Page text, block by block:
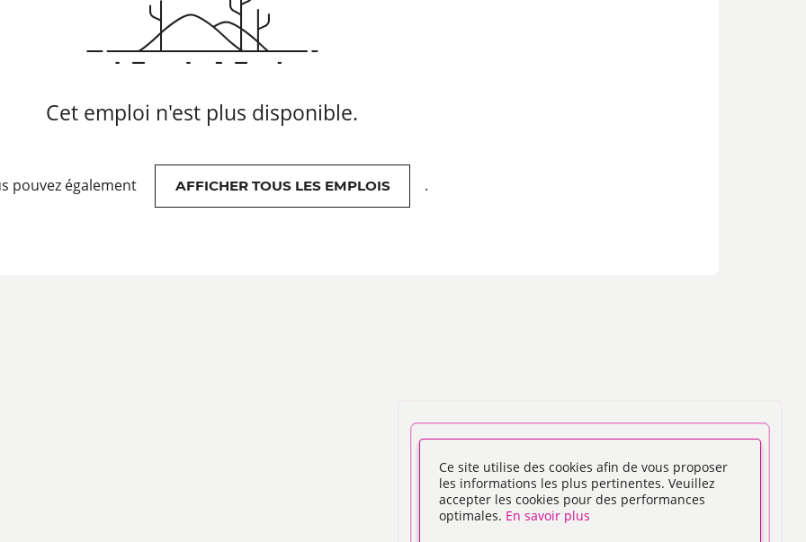
Cet emploi n'est plus disponible.
pouvez également AFFICHER TOUS LES EMPLOIS .
Ce site utilise des cookies afin de vous proposer
les informations les plus pertinentes. Veuillez
accepter les cookies pour des performances
optimales. En savoir plus